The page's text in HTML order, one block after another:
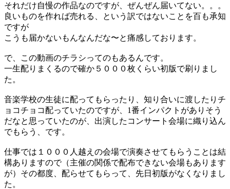
それだけ自慢の作品なのですが、ぜんぜん届いてない。。。
良いものを作れば売れる、という訳ではないことを百も承知
ですが
こうも届かないもんなんだな〜と痛感しております。
で、この動画のチラシってのもあるんです。
一生配りまくるので確か５０００枚くらい初版で刷りまし
た。
音楽学校の生徒に配ってもらったり、知り合いに渡したりチ
ョコチョコ配っていたのですが、1番インパクトがありそう
だなと思っていたのが、出演したコンサート会場に織り込ん
でもらう、です。
仕事では１０００人越えの会場で演奏させてもらうことは結
構ありますので（主催の関係で配布できない会場もあります
が）その都度、配らせてもらって、先日初版がなくなりまし
た。